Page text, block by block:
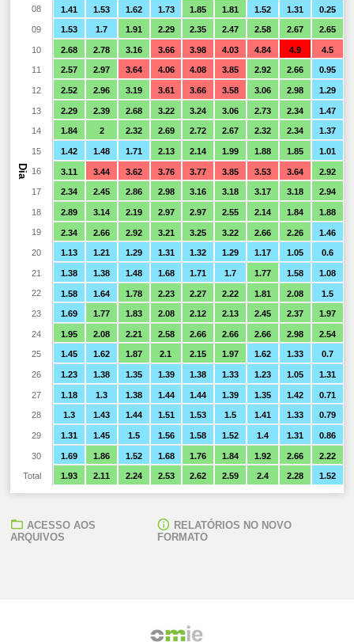
Dia
1.41 1.53 1.62 1.73 1.85 1.81 1.52 1.31 0.25
1.53 1.7 1.91 2.29 2.35 2.47 2.58 2.67 2.65
2.68 2.78 3.16 3.66 3.98 4.03 4.84 4.9 4.5
2.57 2.97 3.64 4.06 4.08 3.85 2.92 2.66 0.95
2.52 2.96 3.19 3.61 3.66 3.58 3.06 2.98 1.29
2.29 2.39 2.68 3.22 3.24 3.06 2.73 2.34 1.47
1.84 2 2.32 2.69 2.72 2.67 2.32 2.34 1.37
1.42 1.48 1.71 2.13 2.14 1.99 1.88 1.85 1.01
3.11 3.44 3.62 3.76 3.77 3.85 3.53 3.64 2.92
2.34 2.45 2.86 2.98 3.16 3.18 3.17 3.18 2.94
2.89 3.14 2.19 2.97 2.97 2.55 2.14 1.84 1.88
2.34 2.66 2.92 3.21 3.25 3.22 2.66 2.26 1.46
1.13 1.21 1.29 1.31 1.32 1.29 1.17 1.05 0.6
1.38 1.38 1.48 1.68 1.71 1.7 1.77 1.58 1.08
1.58 1.64 1.78 2.23 2.27 2.22 1.81 2.08 1.5
1.69 1.77 1.83 2.08 2.12 2.13 2.45 2.37 1.97
1.95 2.08 2.21 2.58 2.66 2.66 2.66 2.98 2.54
1.45 1.62 1.87 2.1 2.15 1.97 1.62 1.33 0.7
1.23 1.38 1.35 1.39 1.38 1.33 1.23 1.05 1.31
1.18 1.3 1.38 1.44 1.44 1.39 1.35 1.42 0.71
1.3 1.43 1.44 1.51 1.53 1.5 1.41 1.33 0.79
1.31 1.45 1.5 1.56 1.58 1.52 1.4 1.31 0.86
1.69 1.86 1.52 1.68 1.76 1.84 1.92 2.66 2.22
1.93 2.11 2.24 2.53 2.62 2.59 2.4 2.28 1.52
08
09
10
11
12
13
14
15
16
17
18
19
20
21
22
23
24
25
26
27
28
29
30
Total
ACESSO AOS
ARQUIVOS
RELATÓRIOS NO NOVO
FORMATO